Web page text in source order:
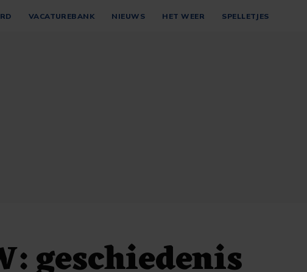
VACATUREBANK NIEUWS HET WEER SPELLETJES